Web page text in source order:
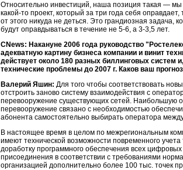
Относительно инвестиций, наша позиция такая — мы
какой-то проект, который за три года себя
от этого никуда не деться. Это грандиозная
будут оправдываться в течение не 5-6, а 3-3,5 лет.
CNews: Накануне 2006 года руководство
адекватную картину бизнеса компании и винит
действует около 180 разных биллинговых систем
технические проблемы до 2007 г. Каков ваш
Валерий Яшин: Для того чтобы соответствовать
отстроить заново систему взаимодействия с
перевооружение существующих сетей. Наибольшую
перевооружение связано с необходимостью
абонента самостоятельно выбирать оператора
В настоящее время в целом по межрегиональным
имеют технической возможности повременного
доработку программного обеспечения всех цифровых
присоединения в соответствии с требованиями
организацией дополнительно более 100 тыс. точек